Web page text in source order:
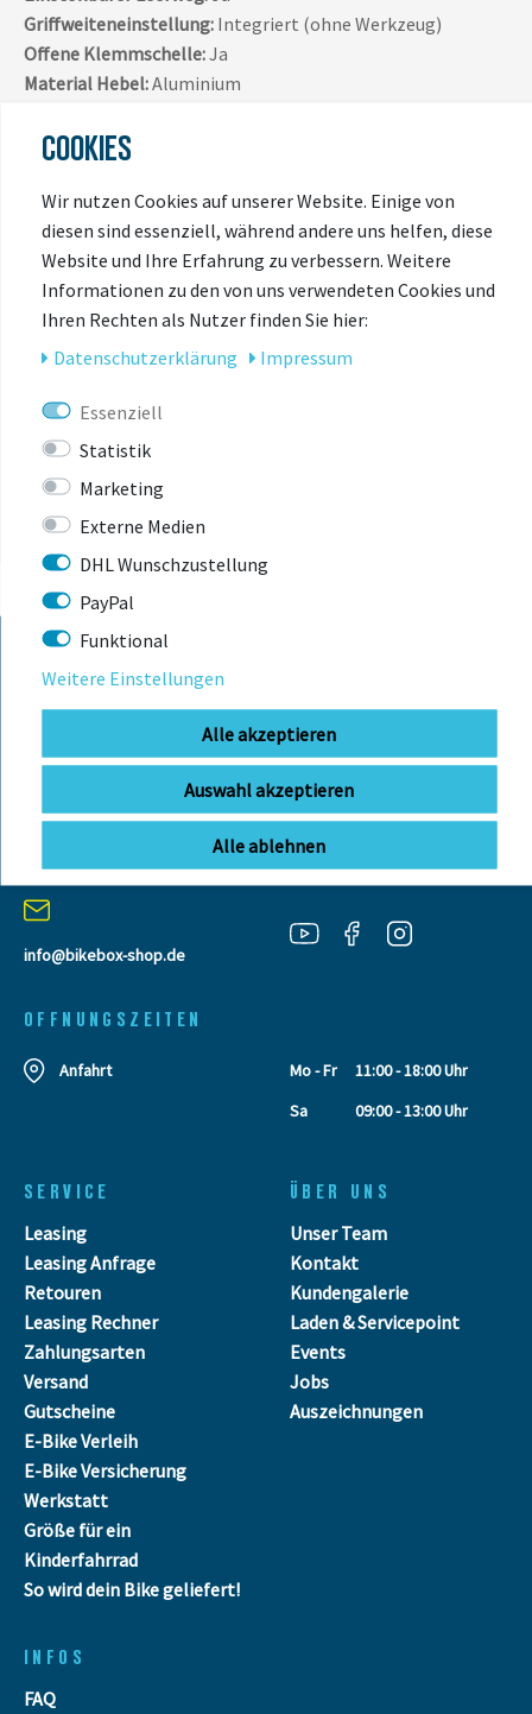
Griffweiteneinstellung: Integriert (ohne Werkzeug)
Offene Klemmschelle:Ja
Material Hebel:Aluminium
Material Bremssattel:
Stuttgarter Str. 72 78628 Rottweil-
info@bikebox-shop.de
0741 206770-00
Telefonzeiten:
Mo-Fr: 09:00 - 12:00 Uhr
OFFNUNGSZEITEN
Anfahrt Mo - Fr
11:00 - 18:00 Uhr
Sa
09:00 - 13:00 Uhr
SERVICE
Leasing
Leasing Anfrage
Retouren
Leasing Rechner
Zahlungsarten
Versand
Gutscheine
E-Bike Verleih
E-Bike Versicherung
Werkstatt
Größe für ein
Kinderfahrrad
So wird dein Bike geliefert!
ÜBER UNS
Unser Team
Kontakt
Kundengalerie
Laden & Servicepoint
Events
Jobs
Auszeichnungen
INFOS
FAQ
COOKIES
Wir nutzen Cookies auf unserer Website. Einige von
diesen sind essenziell, während andere uns helfen, diese
Website und Ihre Erfahrung zu verbessern. Weitere
Informationen zu den von uns verwendeten Cookies und
Ihren Rechten als Nutzer finden Sie hier:
Daten­schutz­erklärung
Impressum
Essenziell
Statistik
Marketing
Externe Medien
DHL Wunschzustellung
PayPal
Funktional
Weitere Einstellungen
Alle akzeptieren
Auswahl akzeptieren
Alle ablehnen